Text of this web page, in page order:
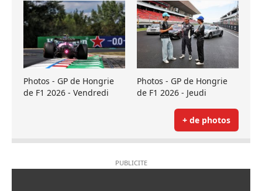
Photos - GP de Hongrie
de F1 2026 - Vendredi
Photos - GP de Hongrie
de F1 2026 - Jeudi
+ de photos